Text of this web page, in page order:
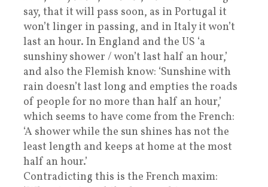
say, that it will pass soon, as in Portugal it
won’t linger in passing, and in Italy it won’t
last an hour. In England and the US ‘a
sunshiny shower / won’t last half an hour,’
and also the Flemish know: ‘Sunshine with
rain doesn’t last long and empties the roads
of people for no more than half an hour,’
which seems to have come from the French:
‘A shower while the sun shines has not the
least length and keeps at home at the most
half an hour.’
Contradicting this is the French maxim: